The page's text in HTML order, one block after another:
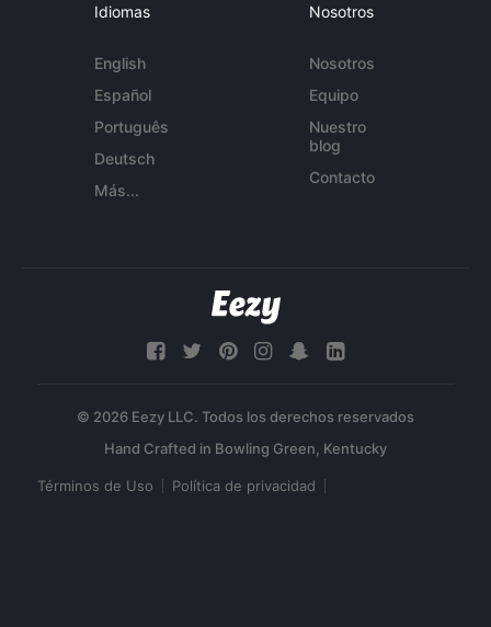
Idiomas
English
Español
Português
Deutsch
Más...
Nosotros
Nosotros
Equipo
Nuestro
blog
Contacto
© 2026 Eezy LLC. Todos los derechos reservados
Términos de Uso Política de privacidad